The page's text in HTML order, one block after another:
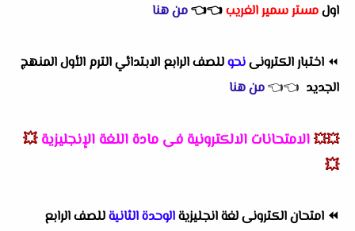
اولمستر سمير الغريب👈
👈من هنا
⏪ اختبار الكترونىنحوللصف الرابع الابتدائي الترم الأول المنهج
الجديد 👈
👈من هنا
💥💥 الامتحانات الالكترونية فى مادة اللغة الإنجليزية 💥
💥
⏪ امتحان الكترونى لغة انجليزيةالوحدة الثانيةللصف الرابع